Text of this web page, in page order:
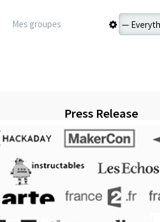
Mes groupes
Press Release